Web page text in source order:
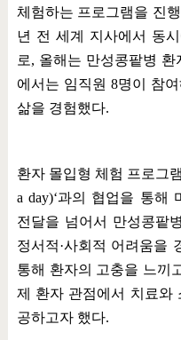
체험하는 프로그램을 진
년 전 세계 지사에서 동
로, 올해는 만성콩팥병
에서는 임직원 8명이 참
삶을 경험했다.
환자 몰입형 체험 프로그램
a day)‘과의 협업을 통해
전달을 넘어서 만성콩팥
정서적·사회적 어려움을
통해 환자의 고충을 느끼
제 환자 관점에서 치료와
공하고자 했다.